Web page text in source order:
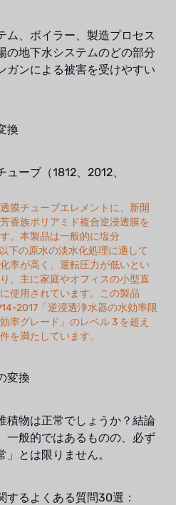
ム、ボイラー、製造プロセス
の地下水システムのどの部分
ガンによる被害を受けやすい
換
ューブ（1812、2012、
膜チューブエレメントに、新開
香族ポリアミド複合逆浸透膜を
。本製品は一般的に塩分
下の原水の淡水化処理に適して
率が高く、運転圧力が低いとい
、主に家庭やオフィスの小型直
使用されています。この製品
2017「逆浸透浄水器の水効率限
率グレード」のレベル 3 を超え
を満たしています。
変換
積物は正常でしょうか？結論
一般的ではあるものの、必ず
」とは限りません。
するよくある質問30選：